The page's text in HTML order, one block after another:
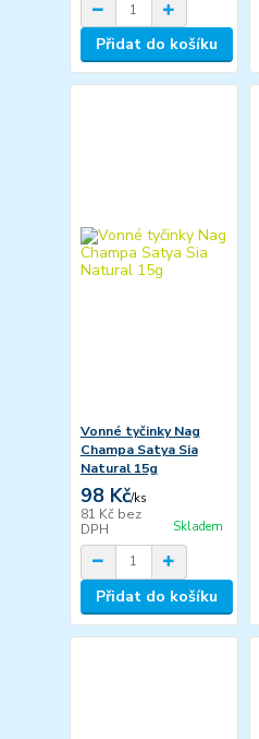
Přidat do košíku
Vonné tyčinky Nag
Champa Satya Sia
Natural 15g
98 Kč/ks
81 Kč bez
DPH
Skladem
Přidat do košíku